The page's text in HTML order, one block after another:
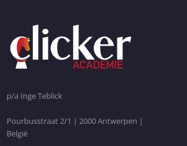
p/a Inge Teblick
Pourbusstraat 2/1 | 2000 Antwerpen |
België